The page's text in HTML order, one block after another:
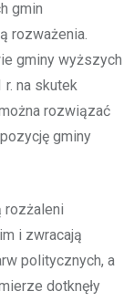
gmin
rozważenia.
gminy wyższych
r. na skutek
rozwiązać
gminy
rozżaleni
i zwracają
politycznych, a
dotknęły